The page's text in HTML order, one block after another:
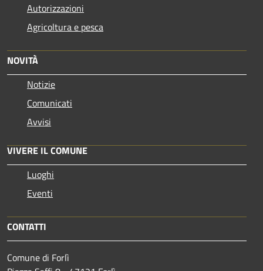
Autorizzazioni
Agricoltura e pesca
NOVITÀ
Notizie
Comunicati
Avvisi
VIVERE IL COMUNE
Luoghi
Eventi
CONTATTI
Comune di Forlì